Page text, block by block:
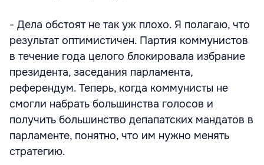
- Дела обстоят не так уж плохо. Я полагаю, что
результат оптимистичен. Партия коммунистов
в течение года целого блокировала избрание
президента, заседания парламента,
референдум. Теперь, когда коммунисты не
смогли набрать большинства голосов и
получить большинство депапатских мандатов в
парламенте, понятно, что им нужно менять
стратегию.